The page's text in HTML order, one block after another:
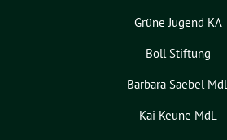
Grüne Jugend KA
Böll Stiftung
Barbara Saebel MdL
Kai Keune MdL